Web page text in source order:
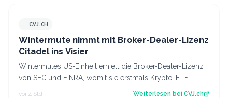
CVJ.CHCVJ.CH
Wintermute nimmt mit Broker-Dealer-Lizenz
Citadel ins Visier
Wintermutes US-Einheit erhielt die Broker-Dealer-Lizenz
von SEC und FINRA, womit sie erstmals Krypto-ETF-
vor 4 Std. Weiterlesen bei CVJ.ch